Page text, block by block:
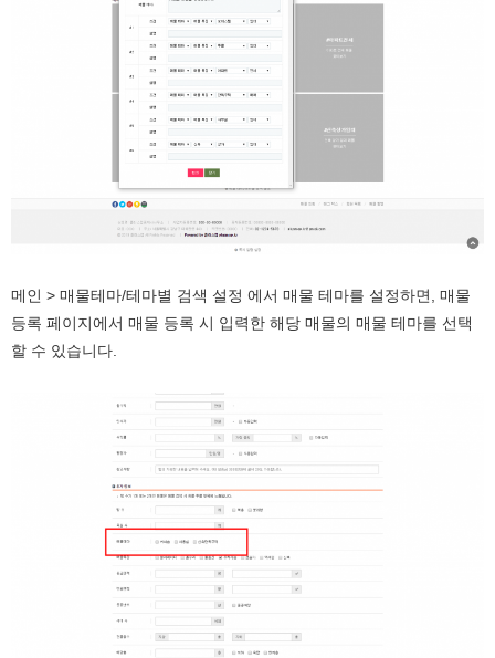
메인 > 매물테마/테마별 검색 설정 에서 매물 테마를 설정하면, 매물
등록 페이지에서 매물 등록 시 입력한 해당 매물의 매물 테마를 선택
할 수 있습니다.